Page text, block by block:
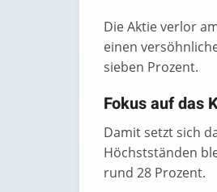
Die Aktie verlor
einen
sieben Prozent.
Fokus auf das
Damit setzt sich
Höchstständen
rund 28 Prozent.